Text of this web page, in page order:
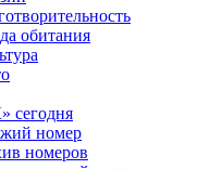
обитания
сегодня
номер
номеров